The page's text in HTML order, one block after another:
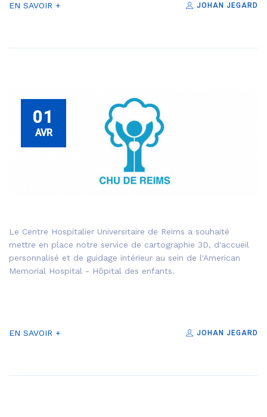
EN SAVOIR + JOHAN JEGARD
01
AVR
Le Centre Hospitalier Universitaire de Reims a souhaité
mettre en place notre service de cartographie 3D, d'accueil
personnalisé et de guidage intérieur au sein de l'American
Memorial Hospital - Hôpital des enfants.
EN SAVOIR + JOHAN JEGARD